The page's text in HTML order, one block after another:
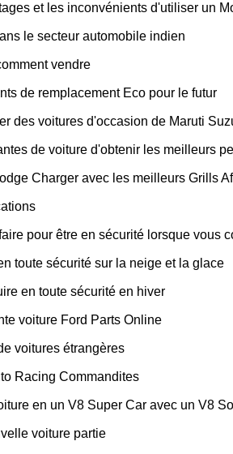
et les inconvénients d'utiliser un
le secteur automobile indien
vendre
de remplacement Eco pour le futur
des voitures d'occasion de Maruti
de voiture d'obtenir les meilleurs
Charger avec les meilleurs Grills
pour être en sécurité lorsque vous
toute sécurité sur la neige et la glace
en toute sécurité en hiver
voiture Ford Parts Online
voitures étrangères
Racing Commandites
en un V8 Super Car avec un V8
voiture partie